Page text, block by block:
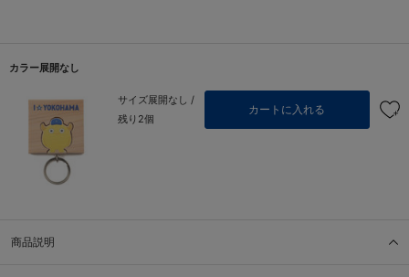
カラー展開なし
サイズ展開なし /
残り2個
カートに入れる
商品説明